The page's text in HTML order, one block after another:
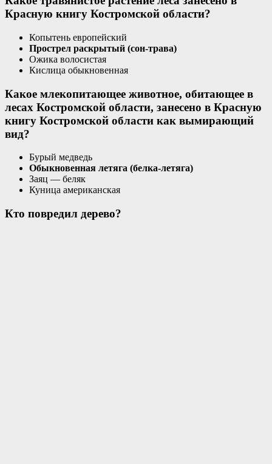
Красную книгу Костромской области?
Копытень европейский
Прострел раскрытый (сон-трава)
Ожика волосистая
Кислица обыкновенная
Какое млекопитающее животное, обитающее в
лесах Костромской области, занесено в Красную
книгу Костромской области как вымирающий
вид?
Бурый медведь
Обыкновенная летяга (белка-летяга)
Заяц — беляк
Куница американская
Кто повредил дерево?